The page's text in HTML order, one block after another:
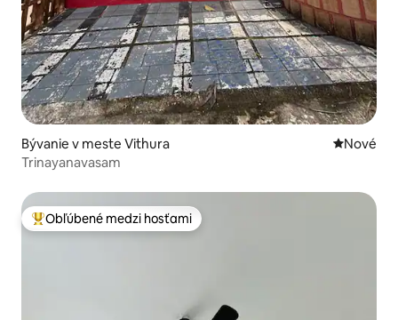
Bývanie v meste Vithura Nové
Nové
Trinayanavasam
Najobľúbenejšie medzi hosťami
Obľúbené medzi hosťami